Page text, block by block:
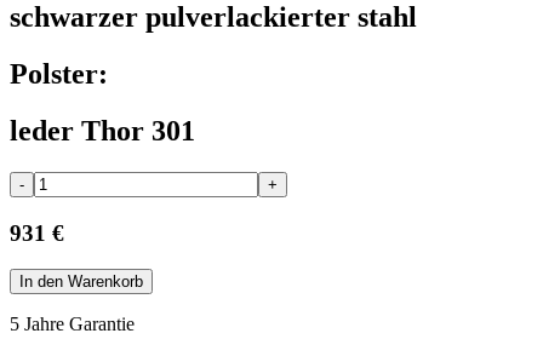
schwarzer pulverlackierter stahl
Polster:
leder Thor 301
- +
931 €
In den Warenkorb
5 Jahre Garantie